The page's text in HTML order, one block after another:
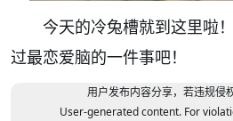
今天的冷兔槽就到这里啦
过最恋爱脑的一件事吧！
用户发布内容分享，若违规侵
User-generated content. For